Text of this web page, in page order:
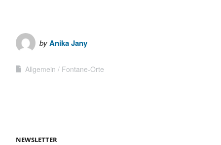
byAnika Jany
Allgemein Fontane-Orte
NEWSLETTER